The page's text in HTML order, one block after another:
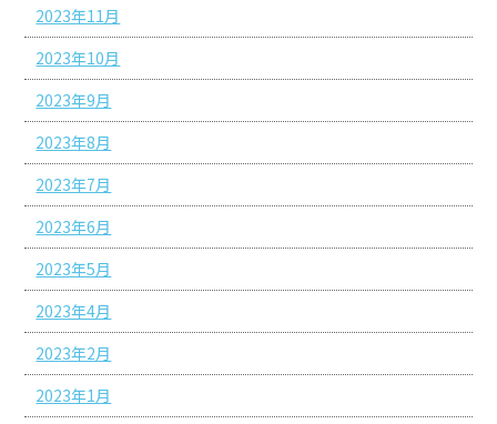
2023年11月
2023年10月
2023年9月
2023年8月
2023年7月
2023年6月
2023年5月
2023年4月
2023年2月
2023年1月